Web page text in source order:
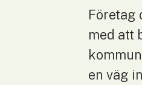
Företag
med att
en väg